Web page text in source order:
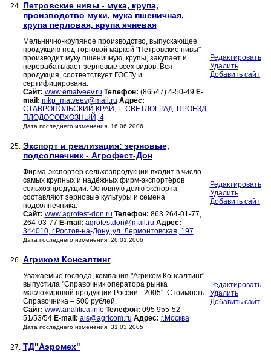
24. Петровские нивы - мука, крупа,
производство муки, мука пшеничная,
крупа перловая, крупа ячневая
Мельнично-крупяное производство, выпускающее
продукцию под торговой маркой "Петровские нивы"
производит муку пшеничную, крупы, закупает и
перерабатывает зерновые всех видов. Вся
продукция, соответствует ГОСТу и
сертифицирована.
Сайт: www.ematveev.ru Телефон: (86547) 4-50-49 E-
mail: mkp_matveev@mail.ru Адрес:
СТАВРОПОЛЬСКИЙ КРАЙ, Г. СВЕТЛОГРАД, ПРОЕЗД
ПЛОДОСОВХОЗНЫЙ, 4
Дата последнего изменения: 16.06.2006
Редактировать
Удалить
Добавить сайт
25. Экспорт и реализация: зерновые,
подсолнечник - Агрофест-Дон
Фирма-экспортёр сельхозпродукции входит в число
самых крупных и надёжных фирм-экспортёров
сельхозпродукции. Основную долю экспорта
составляют зерновые культуры и семена
подсолнечника.
Сайт: www.agrofest-don.ru Телефон: 863 264-01-77,
264-03-77 E-mail: agrofestdon@mail.ru Адрес:
344010, г.Ростов-на-Дону, ул. Лермонтовская, 197
Дата последнего изменения: 26.01.2006
Редактировать
Удалить
Добавить сайт
26. Агриком Консалтинг
Уважаемые господа, компания "Агриком Консалтинг"
выпустила "Справочник оператора рынка
масложировой продукции России - 2005". Стоимость
Справочника – 500 рублей.
Сайт: www.analitica.info Телефон: 095 955-52-
51/53/54 E-mail: als@agricom.ru Адрес: г.Москва
Дата последнего изменения: 31.03.2005
Редактировать
Удалить
Добавить сайт
27. ТД"Аэромех"